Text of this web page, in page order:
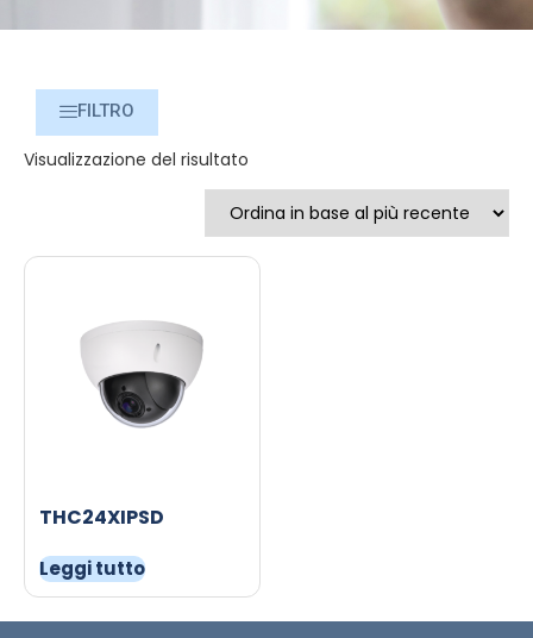
FILTRO
Visualizzazione del risultato
THC24XIPSD
Leggi tutto